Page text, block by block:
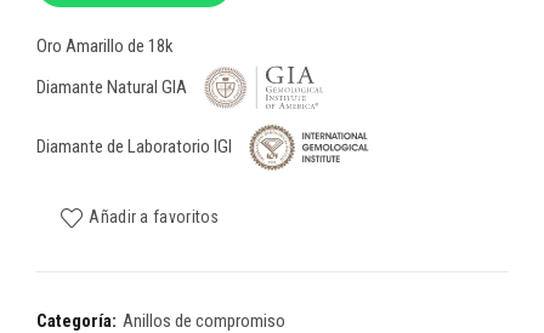
Oro Amarillo de 18k
Diamante Natural GIA
Diamante de Laboratorio IGI
Añadir a favoritos
Categoría: Anillos de compromiso